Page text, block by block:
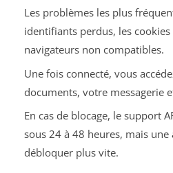
Les problèmes les plus
identifiants perdus, les
navigateurs non compatibles.
Une fois connecté, vous
documents, votre messagerie
En cas de blocage, le support
sous 24 à 48 heures, mais
débloquer plus vite.